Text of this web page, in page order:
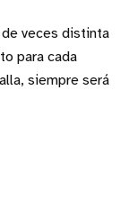
de veces distinta
para cada
siempre será